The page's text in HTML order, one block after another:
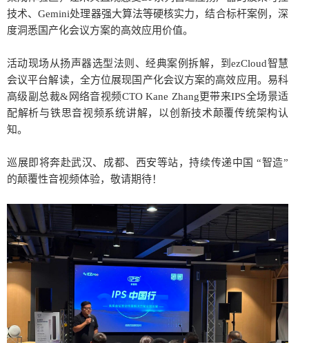
技术、Gemini处理器强大算法等硬核实力，结合标杆案例，深
度洞悉国产化会议方案的高效应用价值。
活动现场从扬声器选型法则、经典案例拆解，到ezCloud智慧
会议平台解读，全方位展现国产化会议方案的高效应用。易科
高级副总裁&网络音视频CTO Kane Zhang更带来IPS全场景适
配解析与铁思音视频系统讲解，以创新技术颠覆传统架构认
知。
巡展即将奔赴武汉、成都、西安等站，持续传递中国 “智造”
的颠覆性音视频体验，敬请期待！